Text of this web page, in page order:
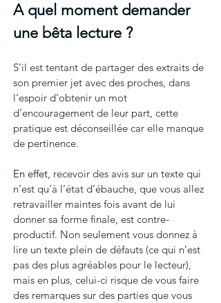
A quel moment demander
une bêta lecture ?
S’il est tentant de partager des extraits de
son premier jet avec des proches, dans
l’espoir d’obtenir un mot
d’encouragement de leur part, cette
pratique est déconseillée car elle manque
de pertinence.
En effet, recevoir des avis sur un texte qui
n’est qu’à l’état d’ébauche, que vous allez
retravailler maintes fois avant de lui
donner sa forme finale, est contre-
productif. Non seulement vous donnez à
lire un texte plein de défauts (ce qui n’est
pas des plus agréables pour le lecteur),
mais en plus, celui-ci risque de vous faire
des remarques sur des parties que vous